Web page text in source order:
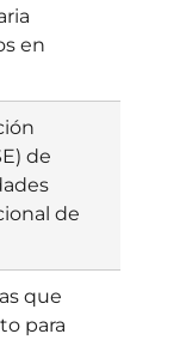
en
de
de
que
para